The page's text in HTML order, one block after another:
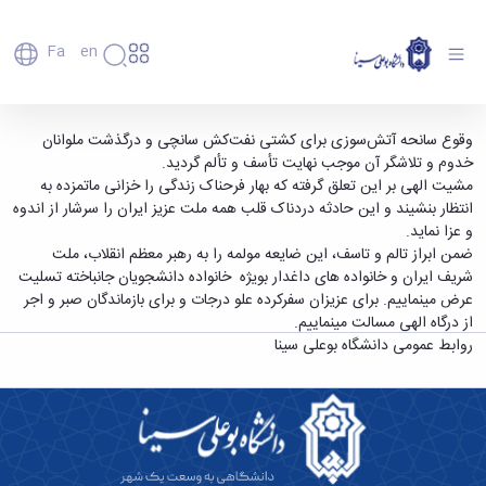
Fa En
دانشگاه
تاریخچه
و
معرفی
برنامه
راهبردی
دانشگاه
نقشه
دانشگاه
سازمان
دانشگاه
اعضای
هیأت
علمی
کارکنان
دانشجویان
فارغ
التحصیلان
دانشکده‌ها
پردیس
اصلی
مهندسی
کشاورزی
شیمی
ارتباط
با ما
روابط
بین
تسلیت به خانواده ی ملوانان شجاع و دلیر کشتی
سانچی - دانشگاه بوعلی سینا همدان
وقوع سانحه آتش‌سوزی برای کشتی نفت‌کش سانچی و درگذشت ملوانان
خدوم و تلاشگر آن موجب نهایت تأسف و تألم گردید.
مشیت الهی بر این تعلق گرفته که بهار فرحناک زندگی را خزانی ماتمزده به
انتظار بنشیند و این حادثه دردناک قلب همه ملت عزیز ایران را سرشار از اندوه
و عزا نماید.
ضمن ابراز تالم و تاسف، این ضایعه مولمه را به رهبر معظم انقلاب، ملت
شریف ایران و خانواده های داغدار بویژه خانواده دانشجویان جانباخته تسلیت
عرض مینماییم. برای عزیزان سفرکرده علو درجات و برای بازماندگان صبر و اجر
از درگاه الهی مسالت مینماییم.
روابط عمومی دانشگاه بوعلی سینا